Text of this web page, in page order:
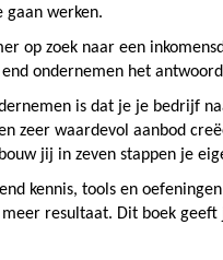
gaan werken.
op zoek naar een
ondernemen het
is dat je je bedrijf
zeer waardevol aanbod
jij in zeven stappen je
kennis, tools en
resultaat. Dit boek